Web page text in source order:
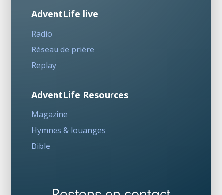
AdventLife live
Radio
Réseau de prière
Replay
AdventLife Resources
Magazine
Hymnes & louanges
Bible